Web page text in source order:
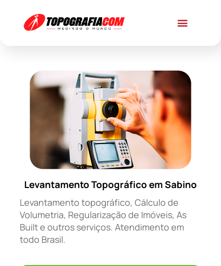
Levantamento Topográfico em Sabino
Levantamento topográfico, Cálculo de
Volumetria, Regularização de Imóveis, As
Built e outros serviços. Atendimento em
todo Brasil.